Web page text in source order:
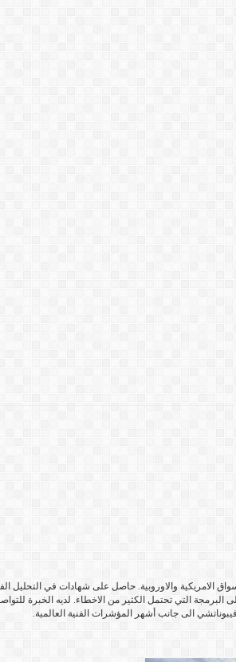
الفوركس وهو صاحب خبرة تزيد عن 7 سنوات. متعمق في الاسواق الامريكية
البرمجة التي تحتمل الكثير من الاخطاء. لديه الخبرة
الى جانب أشهر المؤشرات الفنية العالمية.